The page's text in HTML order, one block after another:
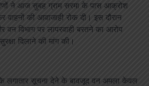
ने आज सुबह ग्राम सरमा के पास आक्रोश
वाहनों की आवाजाही रोक दी। इस दौरान
वन विभाग पर लापरवाही बरतने का आरोप
दिलाने की मांग की।
लगातार सूचना देने के बावजूद वन अमला केवल